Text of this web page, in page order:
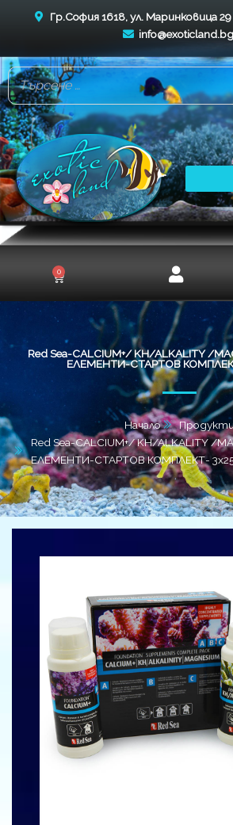
Гр.София 1618, ул. Маринковица 29
info@exoticland.bg
0
Cart
Red Sea-CALCIUM+/ KH/ALKALITY /
ЕЛЕМЕНТИ-СТАРТОВ
Начало
Red Sea-CALCIUM+/ KH/ALKALITY /
ЕЛЕМЕНТИ-СТАРТОВ КОМПЛЕКТ-